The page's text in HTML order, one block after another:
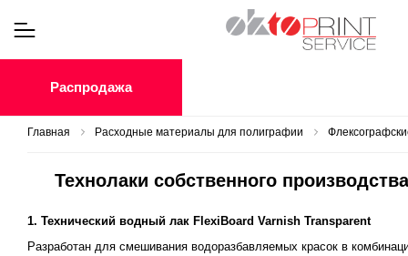
Распродажа
Главная Расходные материалы для полиграфии
Технолаки собственного производства
1. Технический водный лак FlexiBoard Varnish Transparent
Разработан для смешивания водоразбавляемых красок в